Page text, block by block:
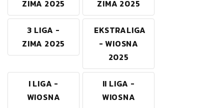
ZIMA 2025
ZIMA 2025
3 LIGA -
ZIMA 2025
EKSTRALIGA
- WIOSNA
2025
I LIGA -
WIOSNA
II LIGA -
WIOSNA